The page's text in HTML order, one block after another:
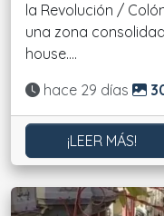
la Revolución /
una zona
house....
Actualizado:
hace 29 días
¡LEER MÁS!